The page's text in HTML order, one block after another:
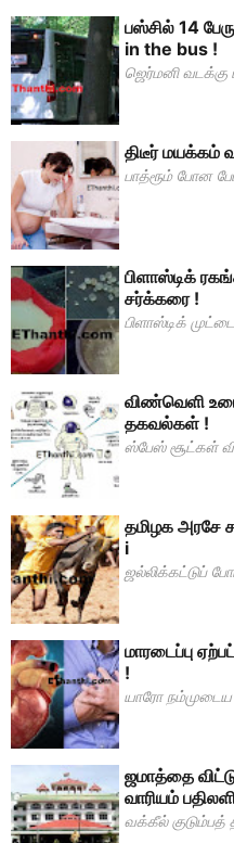
பஸ்சில் 14
in the bus !
ஜெர்மனி வடக்கு
திடீர் மயக்கம்
பாத்ரூம் போன
பிளாஸ்டிக்
சர்க்கரை !
பிளாஸ்டிக்
விண்வெளி
தகவல்கள் !
ஸ்பேஸ் சூட்கள்
தமிழக அரசே
i
ஜல்லிக்கட்டுப்
மாரடைப்பு
!
யாரோ நம்முடைய
ஜமாத்தை
வாரியம்
வக்கீல் குடும்பத்